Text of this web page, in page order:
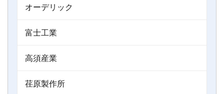
オーデリック
富士工業
高須産業
荏原製作所